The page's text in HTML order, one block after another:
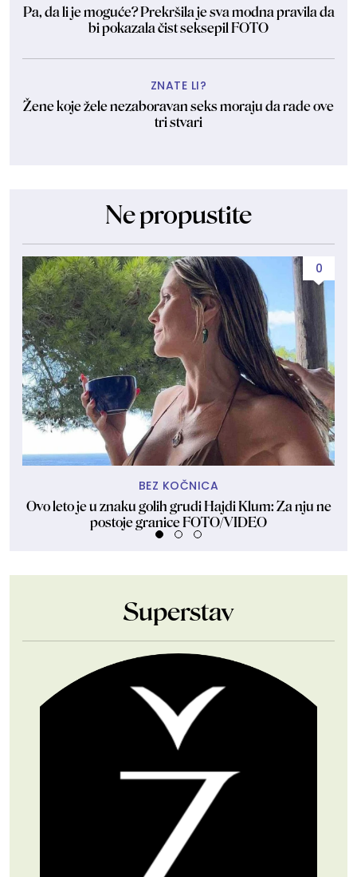
Pa, da li je moguće? Prekršila je sva modna pravila da
bi pokazala čist seksepil FOTO
ZNATE LI?
Žene koje žele nezaboravan seks moraju da rade ove
tri stvari
Ne propustite
0
BEZ KOČNICA
Ovo leto je u znaku golih grudi Hajdi Klum: Za nju ne
postoje granice FOTO/VIDEO
Superstav